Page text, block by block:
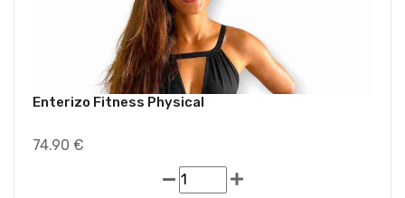
Enterizo Fitness Physical
74.90 €